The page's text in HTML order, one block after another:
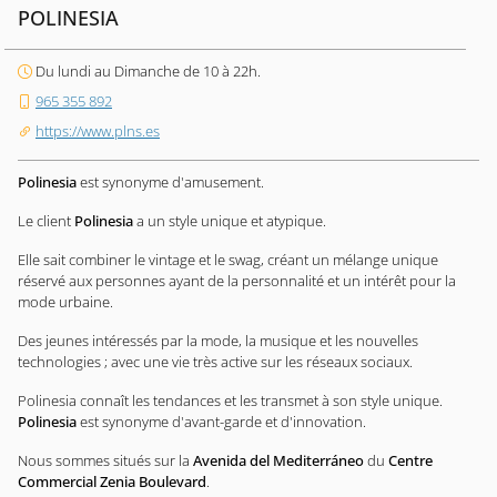
POLINESIA
Du lundi au Dimanche de 10 à 22h.
965 355 892
https://www.plns.es
Polinesiaest synonyme d'amusement.
Le client Polinesiaa un style unique et atypique.
Elle sait combiner le vintage et le swag, créant un mélange unique
réservé aux personnes ayant de la personnalité et un intérêt pour la
mode urbaine.
Des jeunes intéressés par la mode, la musique et les nouvelles
technologies ; avec une vie très active sur les réseaux sociaux.
Polinesia connaît les tendances et les transmet à son style unique.
Polinesiaest synonyme d'avant-garde et d'innovation.
Nous sommes situés sur la Avenida del Mediterráneodu Centre
Commercial Zenia Boulevard.